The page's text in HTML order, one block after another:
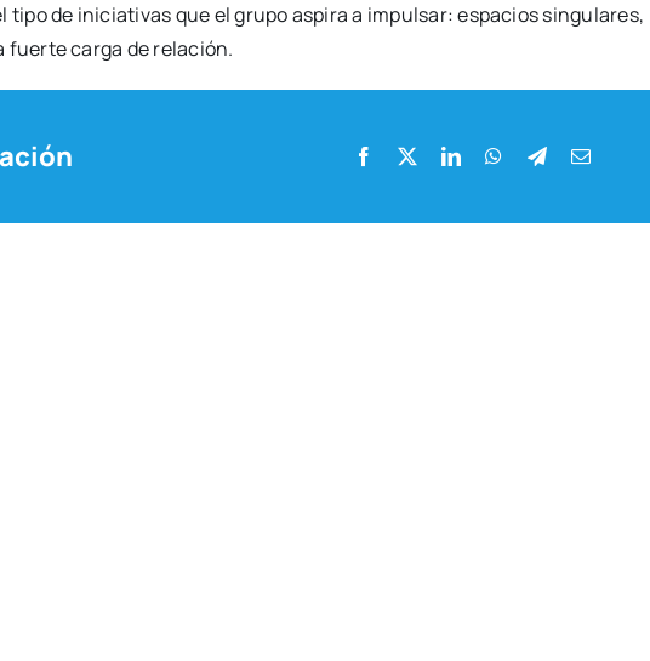
tipo de ini­cia­ti­vas que el gru­po aspi­ra a impul­sar: espa­cios sin­gu­la­res,
fuer­te car­ga de rela­ción.